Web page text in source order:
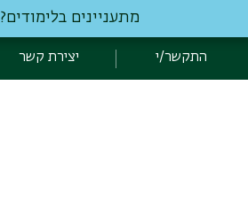
תרגום לשפת סימנים
מתעניינים בלימודים?
התקשר/י יצירת קשר